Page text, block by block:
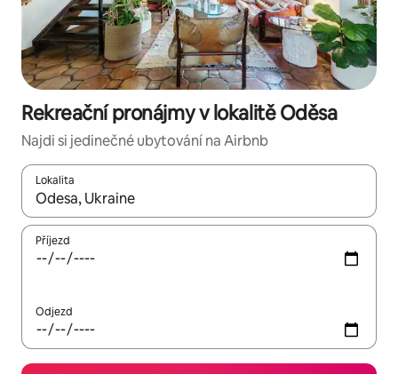
Rekreační pronájmy v lokalitě Oděsa
Najdi si jedinečné ubytování na Airbnb
Lokalita
Až budou výsledky k dispozici, můžeš si je procházet pomocí
Příjezd
Odjezd